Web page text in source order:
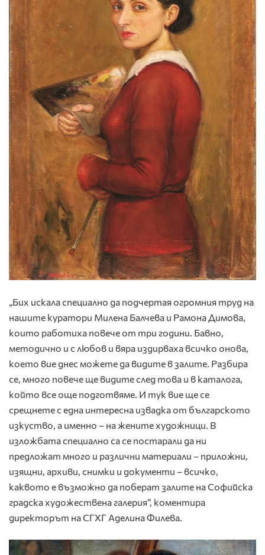
„Бих искала специално да подчертая огромния труд на
нашите куратори Милена Балчева и Рамона Димова,
които работиха повече от три години. Бавно,
методично и с любов и вяра издирваха всичко онова,
което вие днес можете да видите в залите. Разбира
се, много повече ще видите след това и в каталога,
който все още подготвяме. И тук вие ще се
срещнете с една интересна извадка от българското
изкуство, а именно – на жените художници. В
изложбата специално са се постарали да ни
предложат много и различни материали – приложни,
изящни, архиви, снимки и документи – всичко,
каквото е възможно да поберат залите на Софийска
градска художествена галерия“, коментира
директорът на СГХГ Аделина Филева.